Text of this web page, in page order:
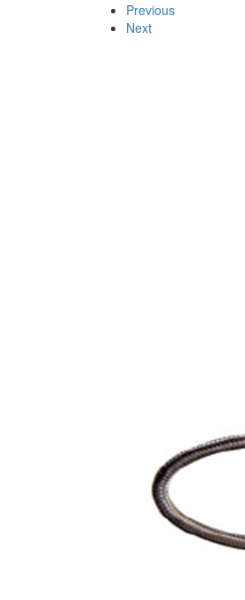
Previous
Next